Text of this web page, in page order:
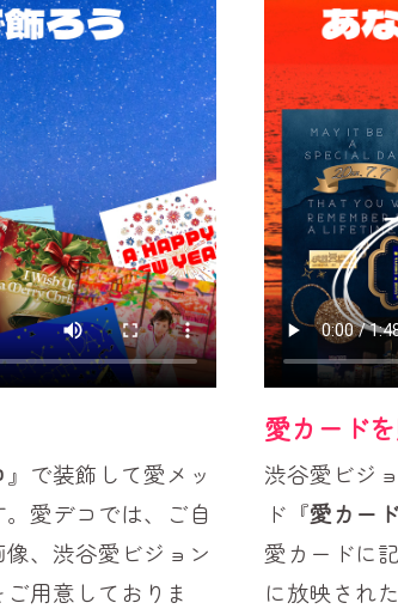
』で装飾して愛メッ
愛デコでは、ご自
、渋谷愛ビジョン
用意しておりま
愛カード
渋谷愛ビジ
ド『愛カー
愛カードに
に放映され